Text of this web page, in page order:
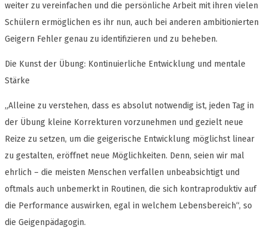
weiter zu vereinfachen und die persönliche Arbeit mit ihren vielen
Schülern ermöglichen es ihr nun, auch bei anderen ambitionierten
Geigern Fehler genau zu identifizieren und zu beheben.
Die Kunst der Übung: Kontinuierliche Entwicklung und mentale
Stärke
„Alleine zu verstehen, dass es absolut notwendig ist, jeden Tag in
der Übung kleine Korrekturen vorzunehmen und gezielt neue
Reize zu setzen, um die geigerische Entwicklung möglichst linear
zu gestalten, eröffnet neue Möglichkeiten. Denn, seien wir mal
ehrlich – die meisten Menschen verfallen unbeabsichtigt und
oftmals auch unbemerkt in Routinen, die sich kontraproduktiv auf
die Performance auswirken, egal in welchem Lebensbereich“, so
die Geigenpädagogin.